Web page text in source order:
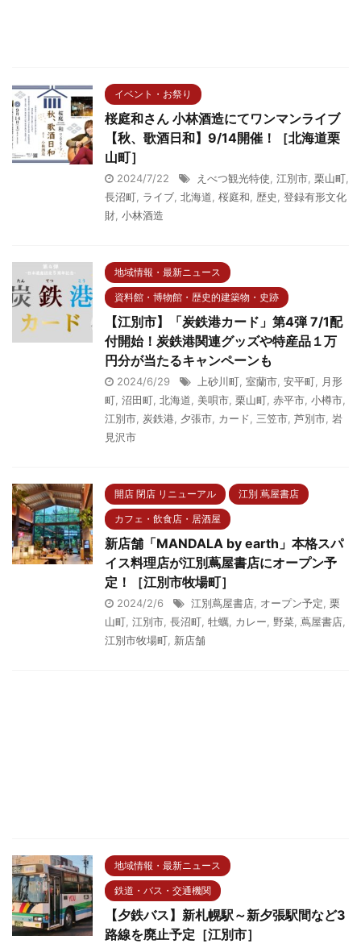
イベント・お祭り
桜庭和さん 小林酒造にてワンマンライブ
【秋、歌酒日和】9/14開催！［北海道栗
山町］
2024/7/22 えべつ観光特使, 江別市, 栗山町,
長沼町, ライブ, 北海道, 桜庭和, 歴史, 登録有形文化
財, 小林酒造
地域情報・最新ニュース
資料館・博物館・歴史的建築物・史跡
【江別市】「炭鉄港カード」第4弾 7/1配
付開始！炭鉄港関連グッズや特産品１万
円分が当たるキャンペーンも
2024/6/29 上砂川町, 室蘭市, 安平町, 月形
町, 沼田町, 北海道, 美唄市, 栗山町, 赤平市, 小樽市,
江別市, 炭鉄港, 夕張市, カード, 三笠市, 芦別市, 岩
見沢市
開店 閉店 リニューアル 江別 蔦屋書店
カフェ・飲食店・居酒屋
新店舗「MANDALA by earth」本格スパ
イス料理店が江別蔦屋書店にオープン予
定！［江別市牧場町］
2024/2/6 江別蔦屋書店, オープン予定, 栗
山町, 江別市, 長沼町, 牡蠣, カレー, 野菜, 蔦屋書店,
江別市牧場町, 新店舗
地域情報・最新ニュース
鉄道・バス・交通機関
【夕鉄バス】新札幌駅～新夕張駅間など3
路線を廃止予定［江別市］